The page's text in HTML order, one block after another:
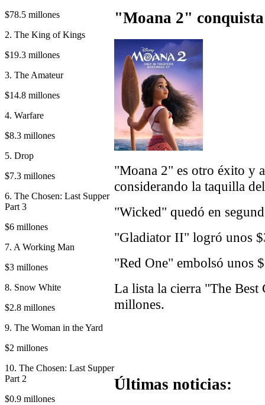
$78.5 millones
2. The King of Kings
$19.3 millones
3. The Amateur
$14.8 millones
4. Warfare
$8.3 millones
5. Drop
$7.3 millones
6. The Chosen: Last Supper
Part 3
$6 millones
7. A Working Man
$3 millones
8. Snow White
$2.8 millones
9. The Woman in the Yard
$2 millones
10. The Chosen: Last Supper
Part 2
$0.9 millones
"Moana 2"
"Moana 2" es otro éxito y
considerando la taquilla
"Wicked" quedó en
"Gladiator II" logró unos
"Red One" embolsó unos
La lista la cierra "The Best
millones.
Últimas noticias: